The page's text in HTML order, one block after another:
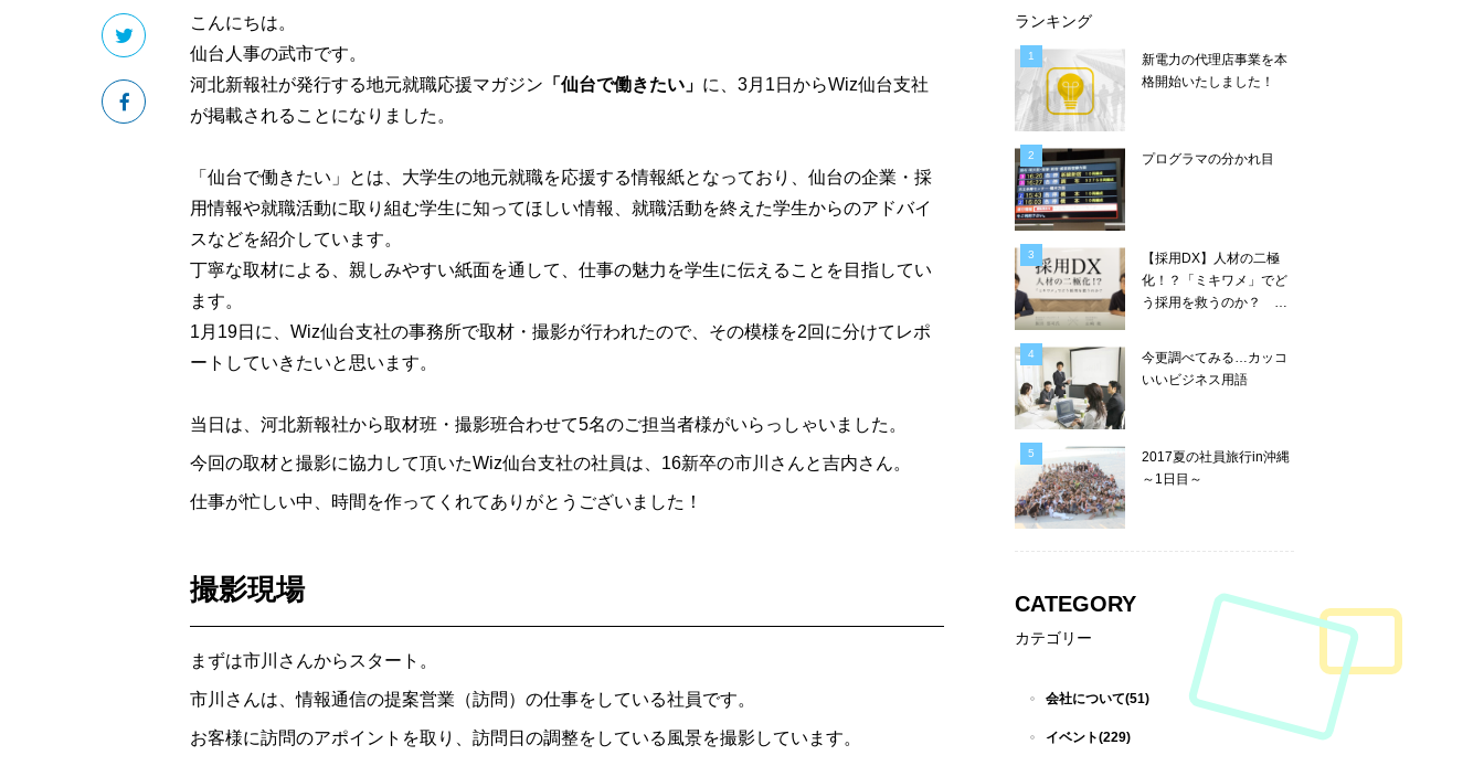
こんにちは。
仙台人事の武市です。
河北新報社が発行する地元就職応援マガジン 「仙台で働きたい」 に、3月1日からWiz仙台支社
が掲載されることになりました。
「仙台で働きたい」とは、大学生の地元就職を応援する情報紙となっており、仙台の企業・採
用情報や就職活動に取り組む学生に知ってほしい情報、就職活動を終えた学生からのアドバイ
スなどを紹介しています。
丁寧な取材による、親しみやすい紙面を通して、仕事の魅力を学生に伝えることを目指してい
ます。
1月19日に、Wiz仙台支社の事務所で取材・撮影が行われたので、その模様を2回に分けてレポ
ートしていきたいと思います。
当日は、河北新報社から取材班・撮影班合わせて5名のご担当者様がいらっしゃいました。
今回の取材と撮影に協力して頂いたWiz仙台支社の社員は、16新卒の市川さんと吉内さん。
仕事が忙しい中、時間を作ってくれてありがとうございました！
撮影現場
まずは市川さんからスタート。
市川さんは、情報通信の提案営業（訪問）の仕事をしている社員です。
お客様に訪問のアポイントを取り、訪問日の調整をしている風景を撮影しています。
ランキング
新電力の代理店事業を本
格開始いたしました！
プログラマの分かれ目
【採用DX】人材の二極
化！？「ミキワメ」でど
う採用を救うのか？ ―
今更調べてみる…カッコ
いいビジネス用語
2017夏の社員旅行in沖縄
～1日目～
CATEGORY
カテゴリー
会社について(51)
イベント(229)